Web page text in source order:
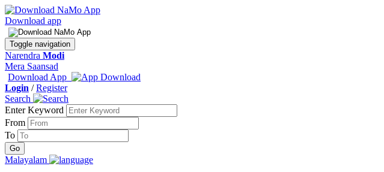
Download app
Toggle navigation
Narendra Modi
Mera Saansad
Download App
Login /Register
Search
Enter Keyword
From
To
Malayalam